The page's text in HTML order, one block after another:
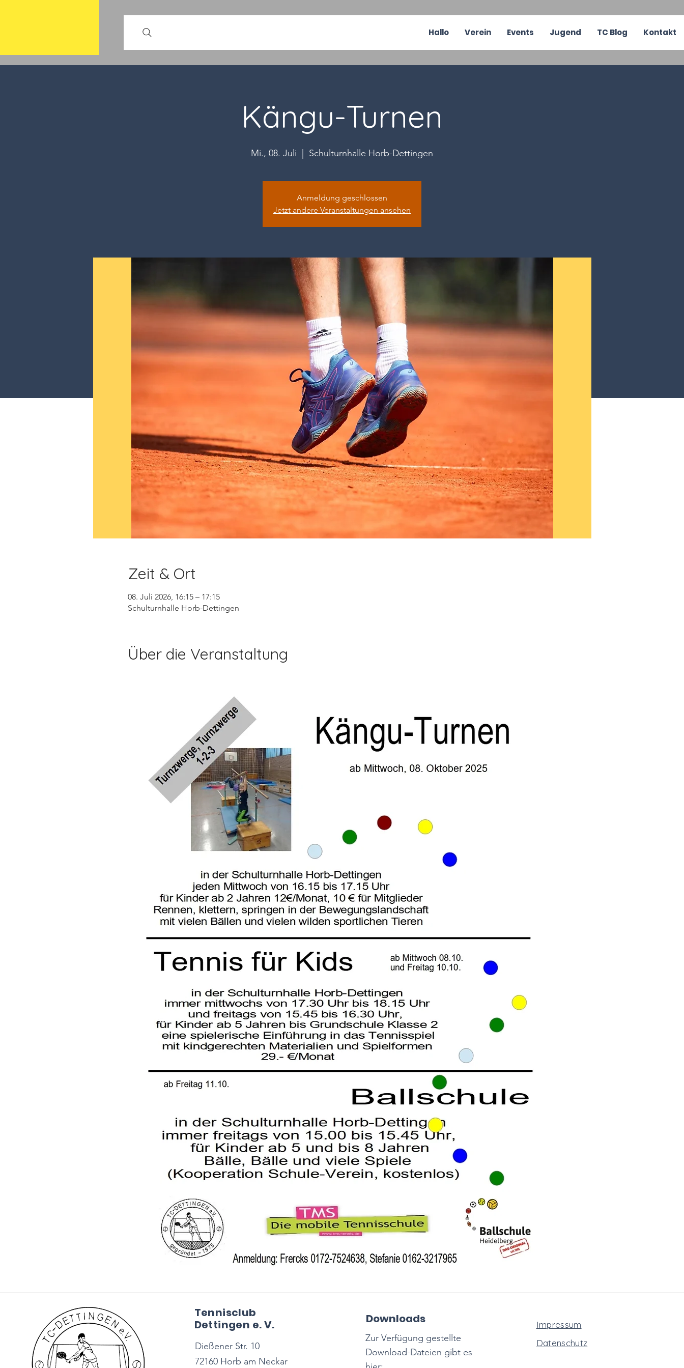
Hallo Verein Events Jugend TC Blog Kontakt
Kängu-Turnen
Mi., 08. Juli Schulturnhalle Horb-Dettingen
Anmeldung geschlossen
Jetzt andere Veranstaltungen ansehen
Zeit & Ort
08. Juli 2026, 16:15 – 17:15
Schulturnhalle Horb-Dettingen
Über die Veranstaltung
Tennisclub
Dettingen e. V.
Dießener Str. 10
72160 Horb am Neckar
Downloads
Zur Verfügung gestellte
Download-Dateien gibt es
Impressum
Datenschutz